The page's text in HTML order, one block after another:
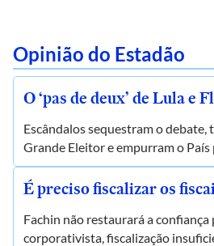
Opinião do Estadão
O ‘pas de deux’ de Lula e
Escândalos sequestram o debate,
Grande Eleitor e empurram o
É preciso fiscalizar os
Fachin não restaurará a confiança
corporativista, fiscalização